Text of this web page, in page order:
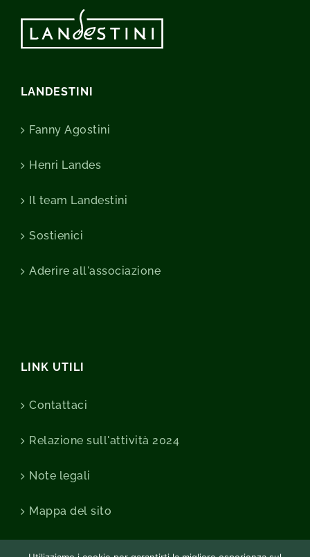
LANDESTINI
Fanny Agostini
Henri Landes
Il team Landestini
Sostienici
Aderire all'associazione
LINK UTILI
Contattaci
Relazione sull'attività 2024
Note legali
Mappa del sito